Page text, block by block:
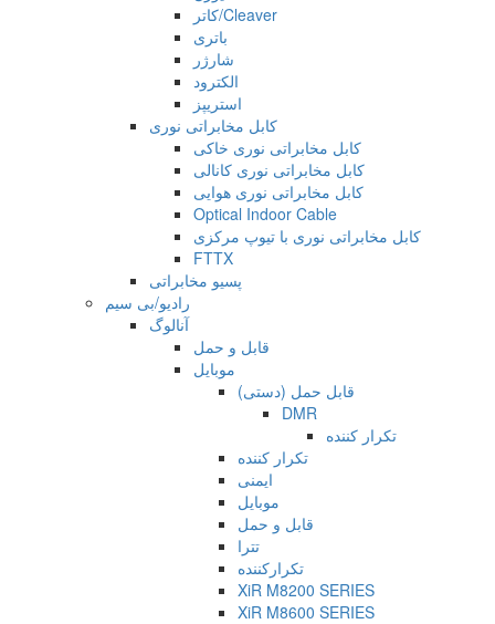
کاتر/Cleaver
باتری
شارژر
الکترود
استریپز
کابل مخابراتی نوری
کابل مخابراتی نوری خاکی
کابل مخابراتی نوری کانالی
کابل مخابراتی نوری هوایی
Optical Indoor Cable
کابل مخابراتی نوری با تیوپ مرکزی
FTTX
پسیو مخابراتی
رادیو/بی سیم
آنالوگ
قابل و حمل
موبایل
قابل حمل (دستی)
DMR
تکرار کننده
تکرار کننده
ایمنی
موبایل
قابل و حمل
تترا
تکرارکننده
XiR M8200 SERIES
XiR M8600 SERIES